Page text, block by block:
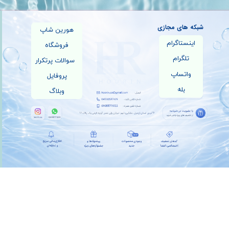
هورین شاپ
فروشگاه
سوالات پرتکرار
پروفایل
وبلاگ
اینستاگرام
تلگرام
واتساپ
بله
شبکه های مجازی